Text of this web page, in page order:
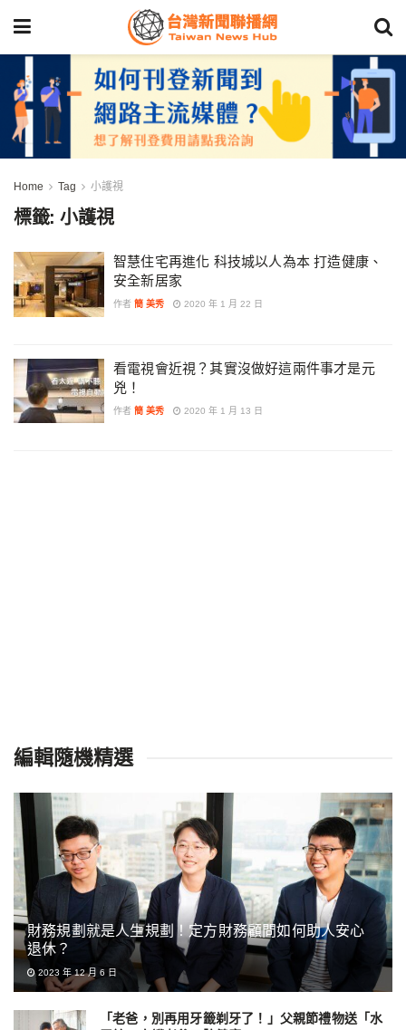
Home Tag 小護視
標籤:小護視
智慧住宅再進化 科技城以人為本 打造健康、
安全新居家
作者 簡 美秀 2020 年 1 月 22 日
看電視會近視？其實沒做好這兩件事才是元
兇！
作者 簡 美秀 2020 年 1 月 13 日
編輯隨機精選
財務規劃就是人生規劃！定方財務顧問如何助人安心
退休？
2023 年 12 月 6 日
「老爸，別再用牙籤剃牙了！」父親節禮物送「水